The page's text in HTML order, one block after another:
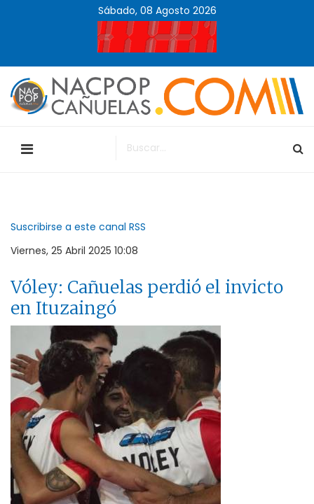
Sábado, 08 Agosto 2026
Suscribirse a este canal RSS
Viernes, 25 Abril 2025 10:08
Vóley: Cañuelas perdió el invicto
en Ituzaingó